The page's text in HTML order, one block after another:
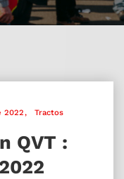
2022 Tractos
QVT :